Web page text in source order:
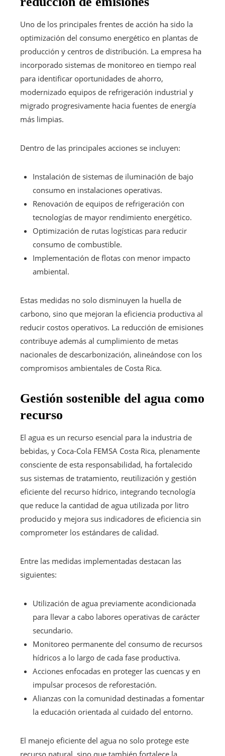
Uno de los principales frentes de acción ha sido la
optimización del consumo energético en plantas de
producción y centros de distribución. La empresa ha
incorporado sistemas de monitoreo en tiempo real
para identificar oportunidades de ahorro,
modernizado equipos de refrigeración industrial y
migrado progresivamente hacia fuentes de energía
más limpias.
Dentro de las principales acciones se incluyen:
Instalación de sistemas de iluminación de bajo
consumo en instalaciones operativas.
Renovación de equipos de refrigeración con
tecnologías de mayor rendimiento energético.
Optimización de rutas logísticas para reducir
consumo de combustible.
Implementación de flotas con menor impacto
ambiental.
Estas medidas no solo disminuyen la huella de
carbono, sino que mejoran la eficiencia productiva al
reducir costos operativos. La reducción de emisiones
contribuye además al cumplimiento de metas
nacionales de descarbonización, alineándose con los
compromisos ambientales de Costa Rica.
Gestión sostenible del agua como
recurso
El agua es un recurso esencial para la industria de
bebidas, y Coca-Cola FEMSA Costa Rica, plenamente
consciente de esta responsabilidad, ha fortalecido
sus sistemas de tratamiento, reutilización y gestión
eficiente del recurso hídrico, integrando tecnología
que reduce la cantidad de agua utilizada por litro
producido y mejora sus indicadores de eficiencia sin
comprometer los estándares de calidad.
Entre las medidas implementadas destacan las
siguientes:
Utilización de agua previamente acondicionada
para llevar a cabo labores operativas de carácter
secundario.
Monitoreo permanente del consumo de recursos
hídricos a lo largo de cada fase productiva.
Acciones enfocadas en proteger las cuencas y en
impulsar procesos de reforestación.
Alianzas con la comunidad destinadas a fomentar
la educación orientada al cuidado del entorno.
El manejo eficiente del agua no solo protege este
recurso natural, sino que también fortalece la